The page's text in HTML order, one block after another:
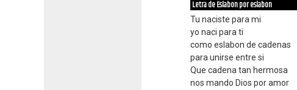
Letra de Eslabon por eslabon
Tu naciste para mi
yo naci para ti
como eslabon de cadenas
para unirse entre si
Que cadena tan hermosa
nos mando Dios por amor